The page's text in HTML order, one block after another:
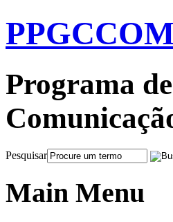
PPGCCOM
Programa
Pesquisar
Main Menu